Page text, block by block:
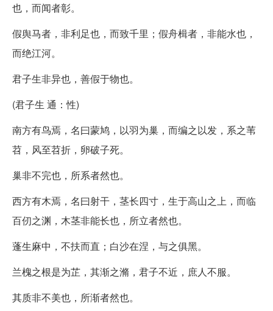
也，而闻者彰。
假舆马者，非利足也，而致千里；假舟楫者，非能水也，
而绝江河。
君子生非异也，善假于物也。
(君子生 通：性)
南方有鸟焉，名曰蒙鸠，以羽为巢，而编之以发，系之苇
苕，风至苕折，卵破子死。
巢非不完也，所系者然也。
西方有木焉，名曰射干，茎长四寸，生于高山之上，而临
百仞之渊，木茎非能长也，所立者然也。
蓬生麻中，不扶而直；白沙在涅，与之俱黑。
兰槐之根是为芷，其渐之滫，君子不近，庶人不服。
其质非不美也，所渐者然也。